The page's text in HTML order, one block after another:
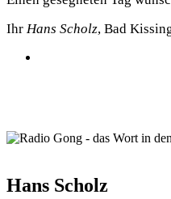
Ihr Hans Scholz, Bad
Hans Scholz